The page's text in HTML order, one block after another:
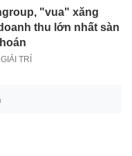
"vua" xăng
thu lớn nhất sàn
TRÍ